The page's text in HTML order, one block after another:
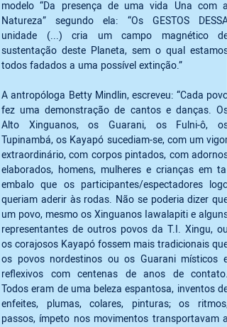
modelo “Da presença de uma vida Una com a
Natureza” segundo ela: “Os GESTOS DESSA
unidade (...) cria um campo magnético de
sustentação deste Planeta, sem o qual estamos
todos fadados a uma possível extinção.”
A antropóloga Betty Mindlin, escreveu: “Cada povo
fez uma demonstração de cantos e danças. Os
Alto Xinguanos, os Guarani, os Fulni-ô, os
Tupinambá, os Kayapó sucediam-se, com um vigor
extraordinário, com corpos pintados, com adornos
elaborados, homens, mulheres e crianças em tal
embalo que os participantes/espectadores logo
queriam aderir às rodas. Não se poderia dizer que
um povo, mesmo os Xinguanos Iawalapiti e alguns
representantes de outros povos da T.I. Xingu, ou
os corajosos Kayapó fossem mais tradicionais que
os povos nordestinos ou os Guarani místicos e
reflexivos com centenas de anos de contato.
Todos eram de uma beleza espantosa, inventos de
enfeites, plumas, colares, pinturas; os ritmos,
passos, ímpeto nos movimentos transportavam a